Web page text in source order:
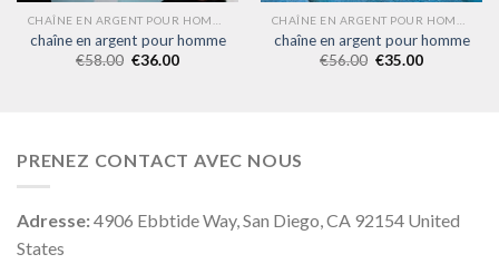
chaîne en argent pour homme
€58.00 €36.00
chaîne en argent pour homme
€56.00 €35.00
PRENEZ CONTACT AVEC NOUS
Adresse:4906 Ebbtide Way, San Diego, CA 92154 United
States